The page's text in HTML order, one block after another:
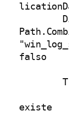
falso
        Try
existe